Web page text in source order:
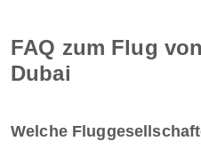
FAQ zum Flug
Dubai
Welche